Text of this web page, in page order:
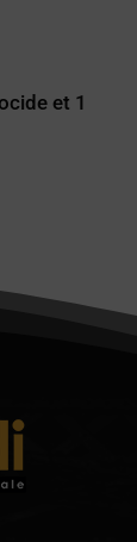
et 1